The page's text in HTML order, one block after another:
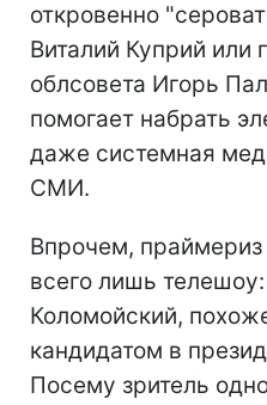
откровенно
Виталий Куприй или
облсовета Игорь
помогает набрать
даже системная
СМИ.
Впрочем,
всего лишь
Коломойский,
кандидатом в
Посему зритель